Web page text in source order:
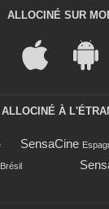
ALLOCINÉ SUR
ALLOCINÉ À
SensaCine
Brésil